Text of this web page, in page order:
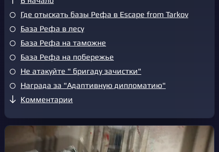
Где отыскать базы Рефа в Escape from Tarkov
База Рефа в лесу
База Рефа на таможне
База Рефа на побережье
Не атакуйте " бригаду зачистки"
Награда за "Адаптивную дипломатию"
Комментарии